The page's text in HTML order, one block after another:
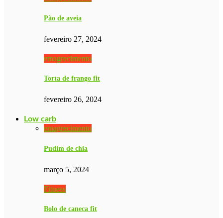
Pão de aveia
fevereiro 27, 2024
emagrecimento
Torta de frango fit
fevereiro 26, 2024
Low carb
emagrecimento
Pudim de chia
março 5, 2024
Fitness
Bolo de caneca fit